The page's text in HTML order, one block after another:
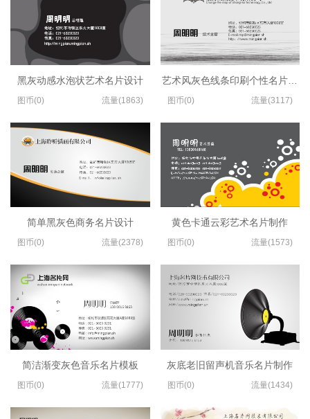
黑灰动感水泡状艺术名片设计
图币(0) 流量(1863)
简单黑灰色商务名片设计
图币(0) 流量(2378)
简洁渐变灰色音乐名片模板
图币(0) 流量(1777)
艺术风灰色线条印刷个性名片设计
图币(0) 流量(3117)
黄色卡通云彩艺术名片制作
图币(0) 流量(1573)
灰底老旧留声机音乐名片制作
图币(0) 流量(1434)